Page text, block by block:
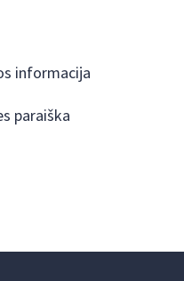
informacija
paraiška